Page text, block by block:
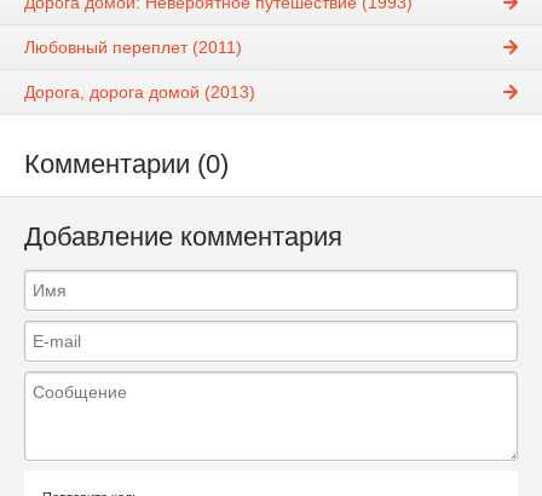
Любовный переплет (2011)
Дорога, дорога домой (2013)
Комментарии (0)
Добавление комментария